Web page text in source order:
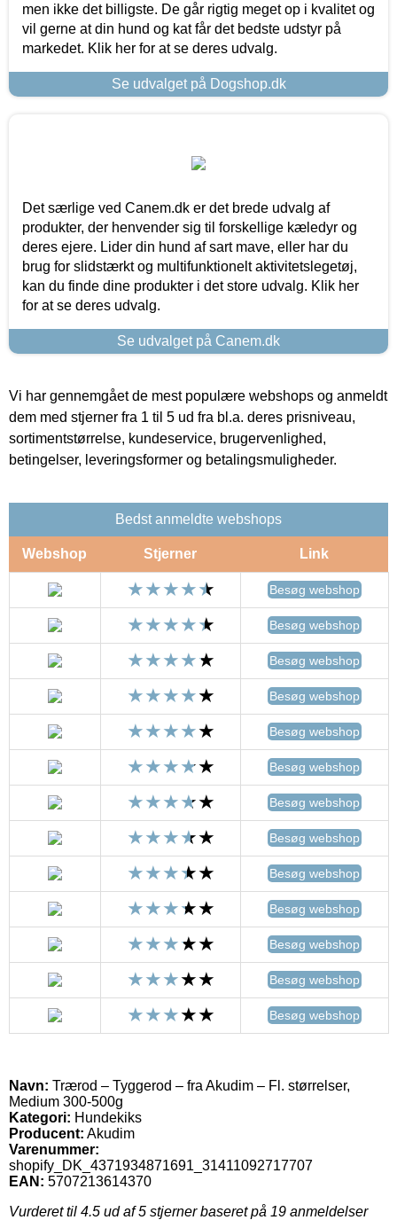
men ikke det billigste. De går rigtig meget op i kvalitet og
vil gerne at din hund og kat får det bedste udstyr på
markedet. Klik her for at se deres udvalg.
Se udvalget på Dogshop.dk
Det særlige ved Canem.dk er det brede udvalg af
produkter, der henvender sig til forskellige kæledyr og
deres ejere. Lider din hund af sart mave, eller har du
brug for slidstærkt og multifunktionelt aktivitetslegetøj,
kan du finde dine produkter i det store udvalg. Klik her
for at se deres udvalg.
Se udvalget på Canem.dk
Vi har gennemgået de mest populære webshops og anmeldt
dem med stjerner fra 1 til 5 ud fra bl.a. deres prisniveau,
sortimentstørrelse, kundeservice, brugervenlighed,
betingelser, leveringsformer og betalingsmuligheder.
Bedst anmeldte webshops
Webshop Stjerner Link
Besøg webshop
Besøg webshop
Besøg webshop
Besøg webshop
Besøg webshop
Besøg webshop
Besøg webshop
Besøg webshop
Besøg webshop
Besøg webshop
Besøg webshop
Besøg webshop
Besøg webshop
Navn: Trærod – Tyggerod – fra Akudim – Fl. størrelser,
Medium 300-500g
Kategori: Hundekiks
Producent: Akudim
Varenummer:
shopify_DK_4371934871691_31411092717707
EAN: 5707213614370
Vurderet til 4.5 ud af 5 stjerner baseret på 19 anmeldelser